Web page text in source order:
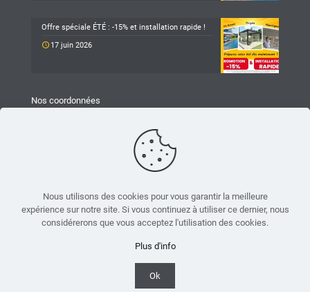
Offre spéciale ÉTÉ : -15% et installation rapide !
17 juin 2026
Nos coordonnées
25 Chemin du Mûrier
26540 Mours-Saint-Eusèbe
accueil.mours@taravello-sa.fr
Nous utilisons des cookies pour vous garantir la meilleure
expérience sur notre site. Si vous continuez à utiliser ce dernier, nous
considérerons que vous acceptez l'utilisation des cookies.
Plus d'info
Ok